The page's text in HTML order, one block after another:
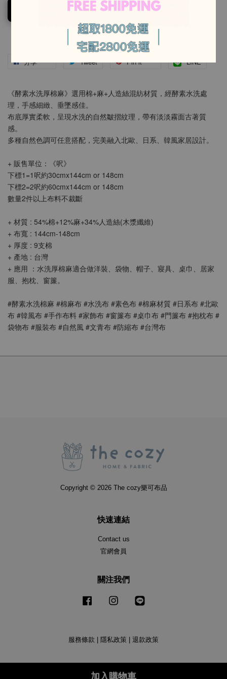
-
加入購物車
分享 Tweet Pin it LINE
《酵素水洗厚棉麻》選用棉+麻+人造絲混紡材質，經酵素水洗處
理，手感細緻、垂墜感佳。
布底厚實柔軟，呈現水洗的自然皺摺紋理，帶有淡淡霧面古著質
感。
多種自然色調可任意搭配，完美融入北歐、日系、韓風家居設計。
+ 販售單位：《呎》
下標1=1呎約30cmx144cm or 148cm
下標2=2呎約60cmx144cm or 148cm
數量2件以上布料不裁斷
+ 材質 : 54%棉+12%麻+34%人造絲(木漿纖維)
+ 布寬 : 144cm-148cm
+ 厚度 : 9支棉
+ 產地 : 台灣
+ 應用 ：水洗厚棉麻適合做洋裝、袋物、帽子、寢具、桌巾、居家
服、抱枕、窗簾。
#酵素水洗棉麻 #棉麻布 #水洗布 #素色布 #棉麻材質 #日系布 #北歐
布 #韓風布 #手作布料 #家飾布 #窗簾布 #桌巾布 #門簾布 #抱枕布 #
袋物布 #服裝布 #自然風 #文青布 #防縮布 #台灣布
Copyright © 2026 The cozy樂可布品
快速連結
Contact us
官網會員
關注我們
Facebook Instagram
服務條款 隱私政策 退款政策